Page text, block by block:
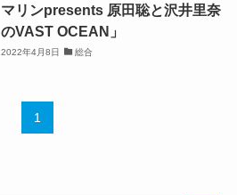
マリンpresents 原田聡と沢井里奈
のVAST OCEAN」
2022年4月8日 総合
1